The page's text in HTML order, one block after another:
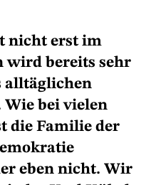
nicht erst im
wird bereits sehr
alltäglichen
bei vielen
die Familie der
eben nicht. Wir